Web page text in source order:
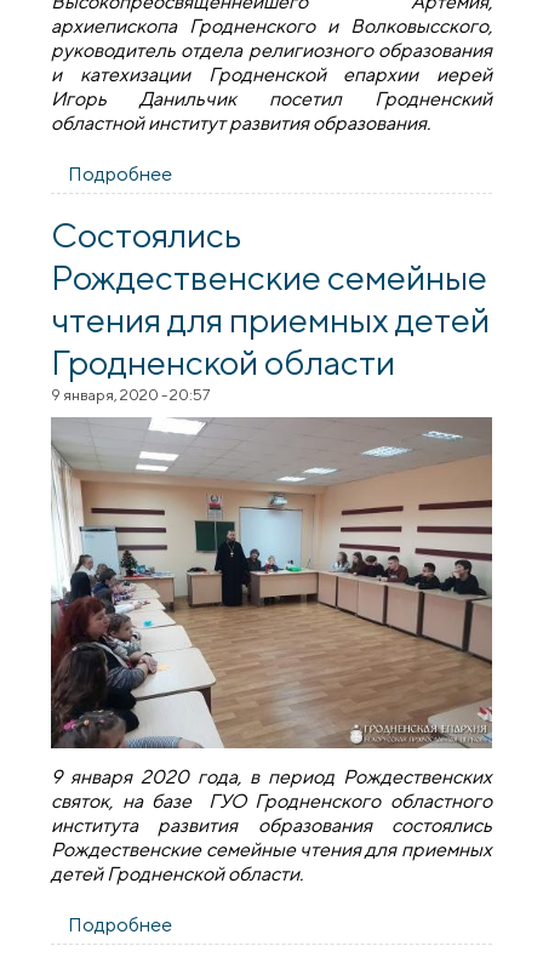
архиепископа Гродненского и Волковысского,
руководитель отдела религиозного образования
и катехизации Гродненской епархии иерей
Игорь Данильчик посетил Гродненский
областной институт развития образования.
Подробнее
областной институт развития
Состоялись
Рождественские семейные
чтения для приемных детей
Гродненской области
9 января, 2020 - 20:57
9 января 2020 года, в период Рождественских
святок, на базе ГУО Гродненского областного
института развития образования состоялись
Рождественские семейные чтения для приемных
детей Гродненской области.
Подробнее
семейные чтения для приемных детей